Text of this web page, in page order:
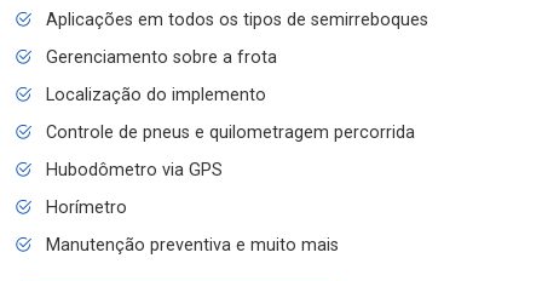
Aplicações em todos os tipos de semirreboques
Gerenciamento sobre a frota
Localização do implemento
Controle de pneus e quilometragem percorrida
Hubodômetro via GPS
Horímetro
Manutenção preventiva e muito mais